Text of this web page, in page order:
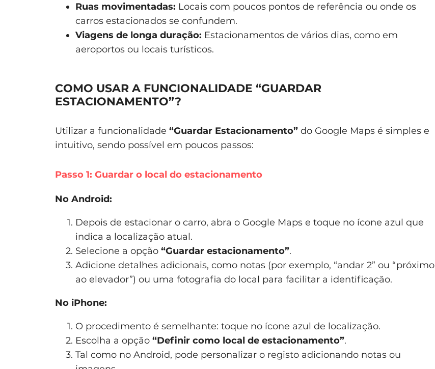
Ruas movimentadas: Locais com poucos pontos de referência ou onde os
carros estacionados se confundem.
Viagens de longa duração: Estacionamentos de vários dias, como em
aeroportos ou locais turísticos.
COMO USAR A FUNCIONALIDADE “GUARDAR
ESTACIONAMENTO”?
Utilizar a funcionalidade “Guardar Estacionamento” do Google Maps é simples e
intuitivo, sendo possível em poucos passos:
Passo 1: Guardar o local do estacionamento
No Android:
Depois de estacionar o carro, abra o Google Maps e toque no ícone azul que
indica a localização atual.
Selecione a opção “Guardar estacionamento”.
Adicione detalhes adicionais, como notas (por exemplo, “andar 2” ou “próximo
ao elevador”) ou uma fotografia do local para facilitar a identificação.
No iPhone:
O procedimento é semelhante: toque no ícone azul de localização.
Escolha a opção “Definir como local de estacionamento”.
Tal como no Android, pode personalizar o registo adicionando notas ou